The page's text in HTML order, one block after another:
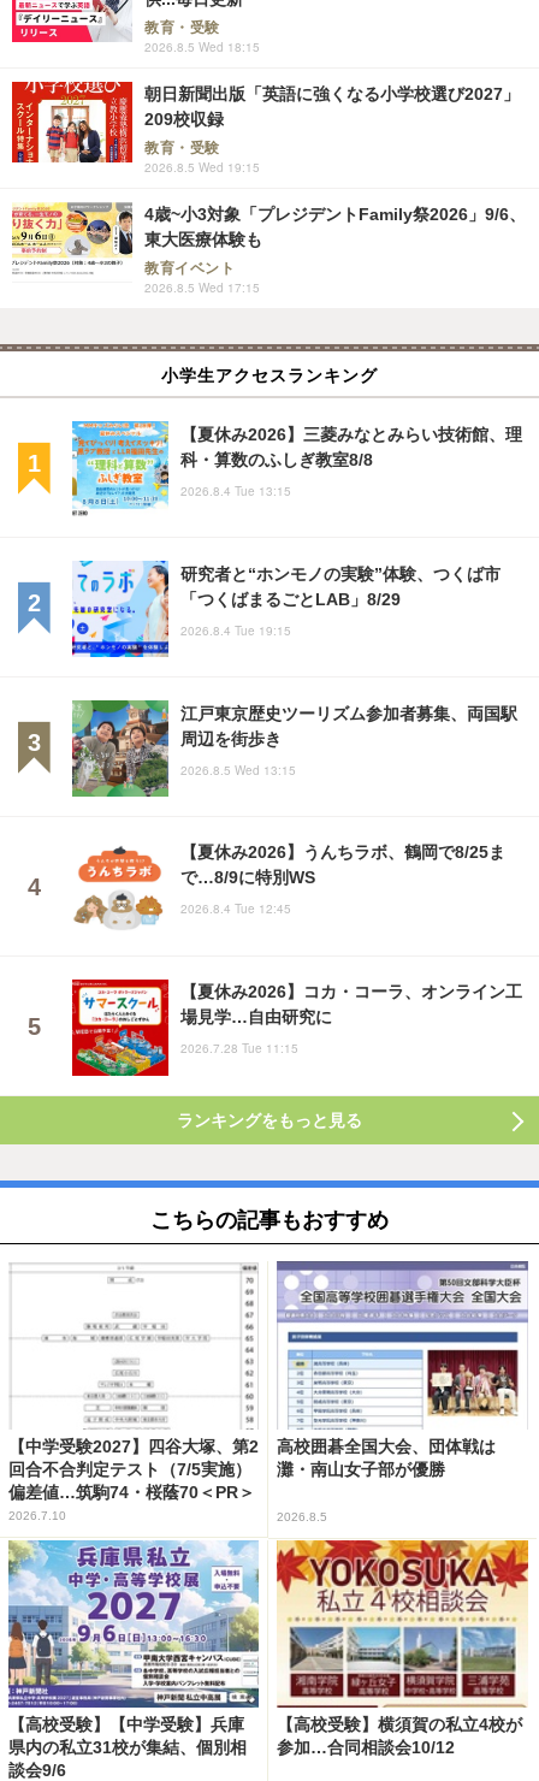
教育・受験
2026.8.5 Wed 18:15
朝日新聞出版「英語に強くなる小学校選び2027」
209校収録
教育・受験
2026.8.5 Wed 19:15
4歳~小3対象「プレジデントFamily祭2026」9/6、
東大医療体験も
教育イベント
2026.8.5 Wed 17:15
小学生アクセスランキング
【夏休み2026】三菱みなとみらい技術館、理
科・算数のふしぎ教室8/8
2026.8.4 Tue 13:15
研究者と“ホンモノの実験”体験、つくば市
「つくばまるごとLAB」8/29
2026.8.4 Tue 19:15
江戸東京歴史ツーリズム参加者募集、両国駅
周辺を街歩き
2026.8.5 Wed 13:15
【夏休み2026】うんちラボ、鶴岡で8/25ま
で…8/9に特別WS
2026.8.4 Tue 12:45
【夏休み2026】コカ・コーラ、オンライン工
場見学…自由研究に
2026.7.28 Tue 11:15
ランキングをもっと見る
こちらの記事もおすすめ
【中学受験2027】四谷大塚、第2
回合不合判定テスト（7/5実施）
偏差値…筑駒74・桜蔭70＜PR＞
2026.7.10
高校囲碁全国大会、団体戦は
灘・南山女子部が優勝
2026.8.5
【高校受験】【中学受験】兵庫
県内の私立31校が集結、個別相
談会9/6
【高校受験】横須賀の私立4校が
参加…合同相談会10/12